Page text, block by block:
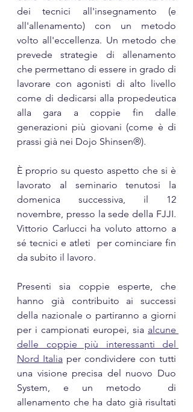
dei tecnici all'insegnamento (e
all'allenamento) con un metodo
volto all'eccellenza. Un metodo che
prevede strategie di allenamento
che permettano di essere in grado di
lavorare con agonisti di alto livello
come di dedicarsi alla propedeutica
alla gara a coppie fin dalle
generazioni più giovani (come è di
prassi già nei Dojo Shinsen®).
È proprio su questo aspetto che si è
lavorato al seminario tenutosi la
domenica successiva, il 12
novembre, presso la sede della FJJI.
Vittorio Carlucci ha voluto attorno a
sé tecnici e atleti  per cominciare fin
da subito il lavoro.
Presenti sia coppie esperte, che
hanno già contribuito ai successi
della nazionale o partiranno a giorni
per i campionati europei, sia alcune
delle coppie più interessanti del
Nord Italia per condividere con tutti
una visione precisa del nuovo Duo
System, e un metodo  di
allenamento che ha dato già risultati